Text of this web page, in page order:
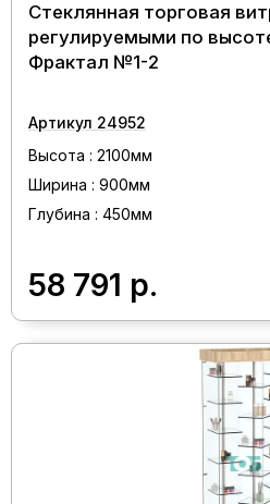
Стеклянная торговая
регулируемыми по
Фрактал №1-2
Артикул 24952
Высота : 2100мм
Ширина : 900мм
Глубина : 450мм
58 791 р.